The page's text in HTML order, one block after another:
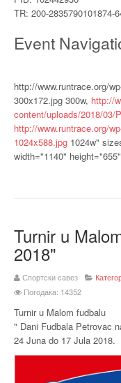
TR: 200-2835790101874-
Event
http://www.runtrace.org/
300x172.jpg 300w, http://
content/uploads/2018/03/
http://www.runtrace.org/
1024x588.jpg 1024w"
width="1140"
Turnir u
2018"
Спортски савез
Погодака: 14352
Turnir u Malom fudbalu
" Dani Fudbala Petrovac
24 Juna do 17 Jula 2018.